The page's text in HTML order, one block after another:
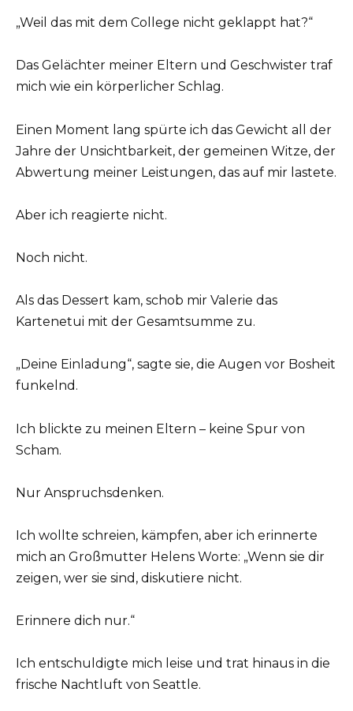
„Weil das mit dem College nicht geklappt hat?“
Das Gelächter meiner Eltern und Geschwister traf
mich wie ein körperlicher Schlag.
Einen Moment lang spürte ich das Gewicht all der
Jahre der Unsichtbarkeit, der gemeinen Witze, der
Abwertung meiner Leistungen, das auf mir lastete.
Aber ich reagierte nicht.
Noch nicht.
Als das Dessert kam, schob mir Valerie das
Kartenetui mit der Gesamtsumme zu.
„Deine Einladung“, sagte sie, die Augen vor Bosheit
funkelnd.
Ich blickte zu meinen Eltern – keine Spur von
Scham.
Nur Anspruchsdenken.
Ich wollte schreien, kämpfen, aber ich erinnerte
mich an Großmutter Helens Worte: „Wenn sie dir
zeigen, wer sie sind, diskutiere nicht.
Erinnere dich nur.“
Ich entschuldigte mich leise und trat hinaus in die
frische Nachtluft von Seattle.